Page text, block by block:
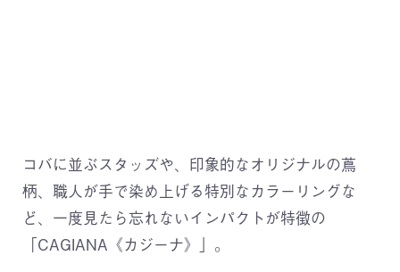
コバに並ぶスタッズや、印象的なオリジナルの蔦
柄、職人が手で染め上げる特別なカラーリングな
ど、一度見たら忘れないインパクトが特徴の
「CAGIANA《カジーナ》」。